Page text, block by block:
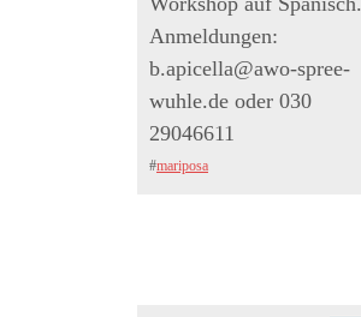
Anmeldungen:
b.apicella@awo-spree-
wuhle.de oder 030
29046611
#mariposa